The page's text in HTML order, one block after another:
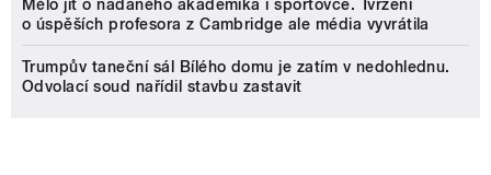
Mělo jít o nadaného akademika i sportovce. Tvrzení
o úspěších profesora z Cambridge ale média vyvrátila
Trumpův taneční sál Bílého domu je zatím v nedohlednu.
Odvolací soud nařídil stavbu zastavit